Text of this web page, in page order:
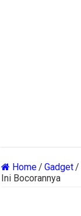
Home/ Gadget/
Ini Bocorannya